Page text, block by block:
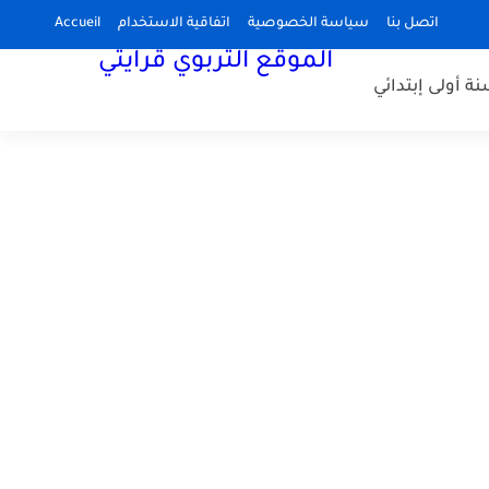
Accueil اتفاقية الاستخدام سياسة الخصوصية اتصل بنا
الموقع التربوي قرايتي
أولى إبتدائي